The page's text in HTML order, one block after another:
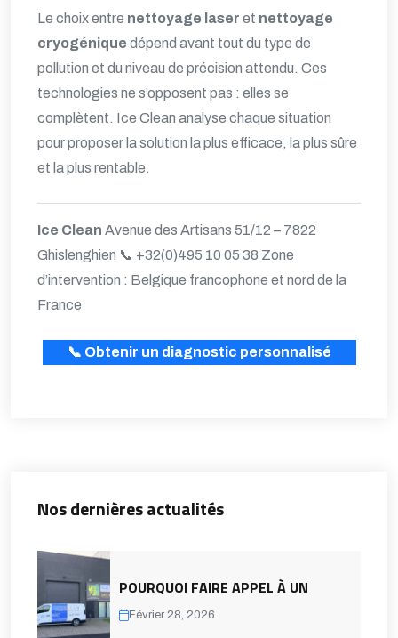
Le choix entre nettoyage laser et nettoyage
cryogénique dépend avant tout du type de
pollution et du niveau de précision attendu. Ces
technologies ne s’opposent pas : elles se
complètent. Ice Clean analyse chaque situation
pour proposer la solution la plus efficace, la plus sûre
et la plus rentable.
Ice Clean Avenue des Artisans 51/12 – 7822
Ghislenghien 📞 +32(0)495 10 05 38 Zone
d’intervention : Belgique francophone et nord de la
France
📞 Obtenir un diagnostic personnalisé
Nos dernières actualités
POURQUOI FAIRE APPEL À UN
Février 28, 2026